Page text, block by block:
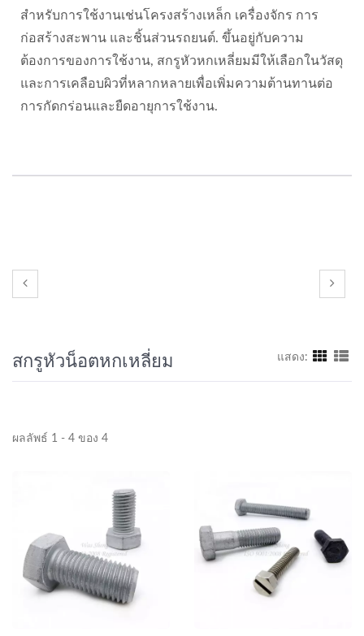
สำหรับการใช้งานเช่นโครงสร้างเหล็ก เครื่องจักร การ
ก่อสร้างสะพาน และชิ้นส่วนรถยนต์. ขึ้นอยู่กับความ
ต้องการของการใช้งาน, สกรูหัวหกเหลี่ยมมีให้เลือกในวัสดุ
และการเคลือบผิวที่หลากหลายเพื่อเพิ่มความต้านทานต่อ
การกัดกร่อนและยืดอายุการใช้งาน.
สกรูหัวน็อตหกเหลี่ยม แสดง:
ผลลัพธ์ 1 - 4 ของ 4